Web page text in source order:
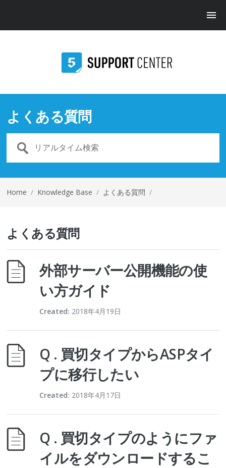
よくある質問
Home / Knowledge Base / よくある質問 /
よくある質問
外部サーバー公開機能の使
い方ガイド
Created: 2018年4月19日
Q . 買切タイプからASPタイ
プに移行したい
Created: 2018年4月17日
Q . 買切タイプのようにファ
イルをダウンロードするこ